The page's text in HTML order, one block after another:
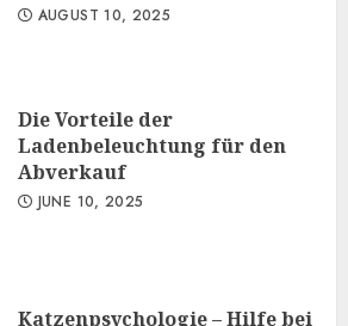
AUGUST 10, 2025
Die Vorteile der
Ladenbeleuchtung für den
Abverkauf
JUNE 10, 2025
Katzenpsychologie – Hilfe bei